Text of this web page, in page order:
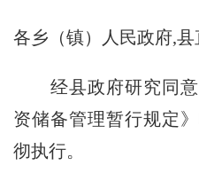
各乡（镇）人民政府,县
经县政府研究同意
资储备管理暂行规定》
彻执行。